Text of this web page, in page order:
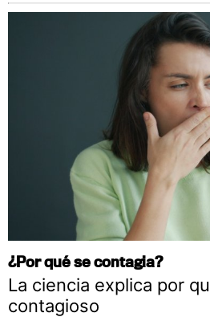
¿Por qué se contagia?
La ciencia explica por
contagioso